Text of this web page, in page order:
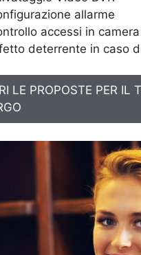
allarme
accessi in camera
deterrente in caso
LE PROPOSTE PER IL